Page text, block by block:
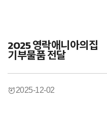
2025 영락애니아의집
기부물품 전달
2025-12-02